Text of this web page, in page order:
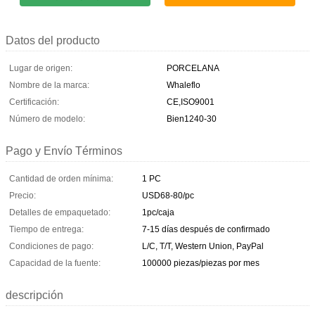
Datos del producto
Lugar de origen:
PORCELANA
Nombre de la marca:
Whaleflo
Certificación:
CE,ISO9001
Número de modelo:
Bien1240-30
Pago y Envío Términos
Cantidad de orden mínima:
1 PC
Precio:
USD68-80/pc
Detalles de empaquetado:
1pc/caja
Tiempo de entrega:
7-15 días después de confirmado
Condiciones de pago:
L/C, T/T, Western Union, PayPal
Capacidad de la fuente:
100000 piezas/piezas por mes
descripción